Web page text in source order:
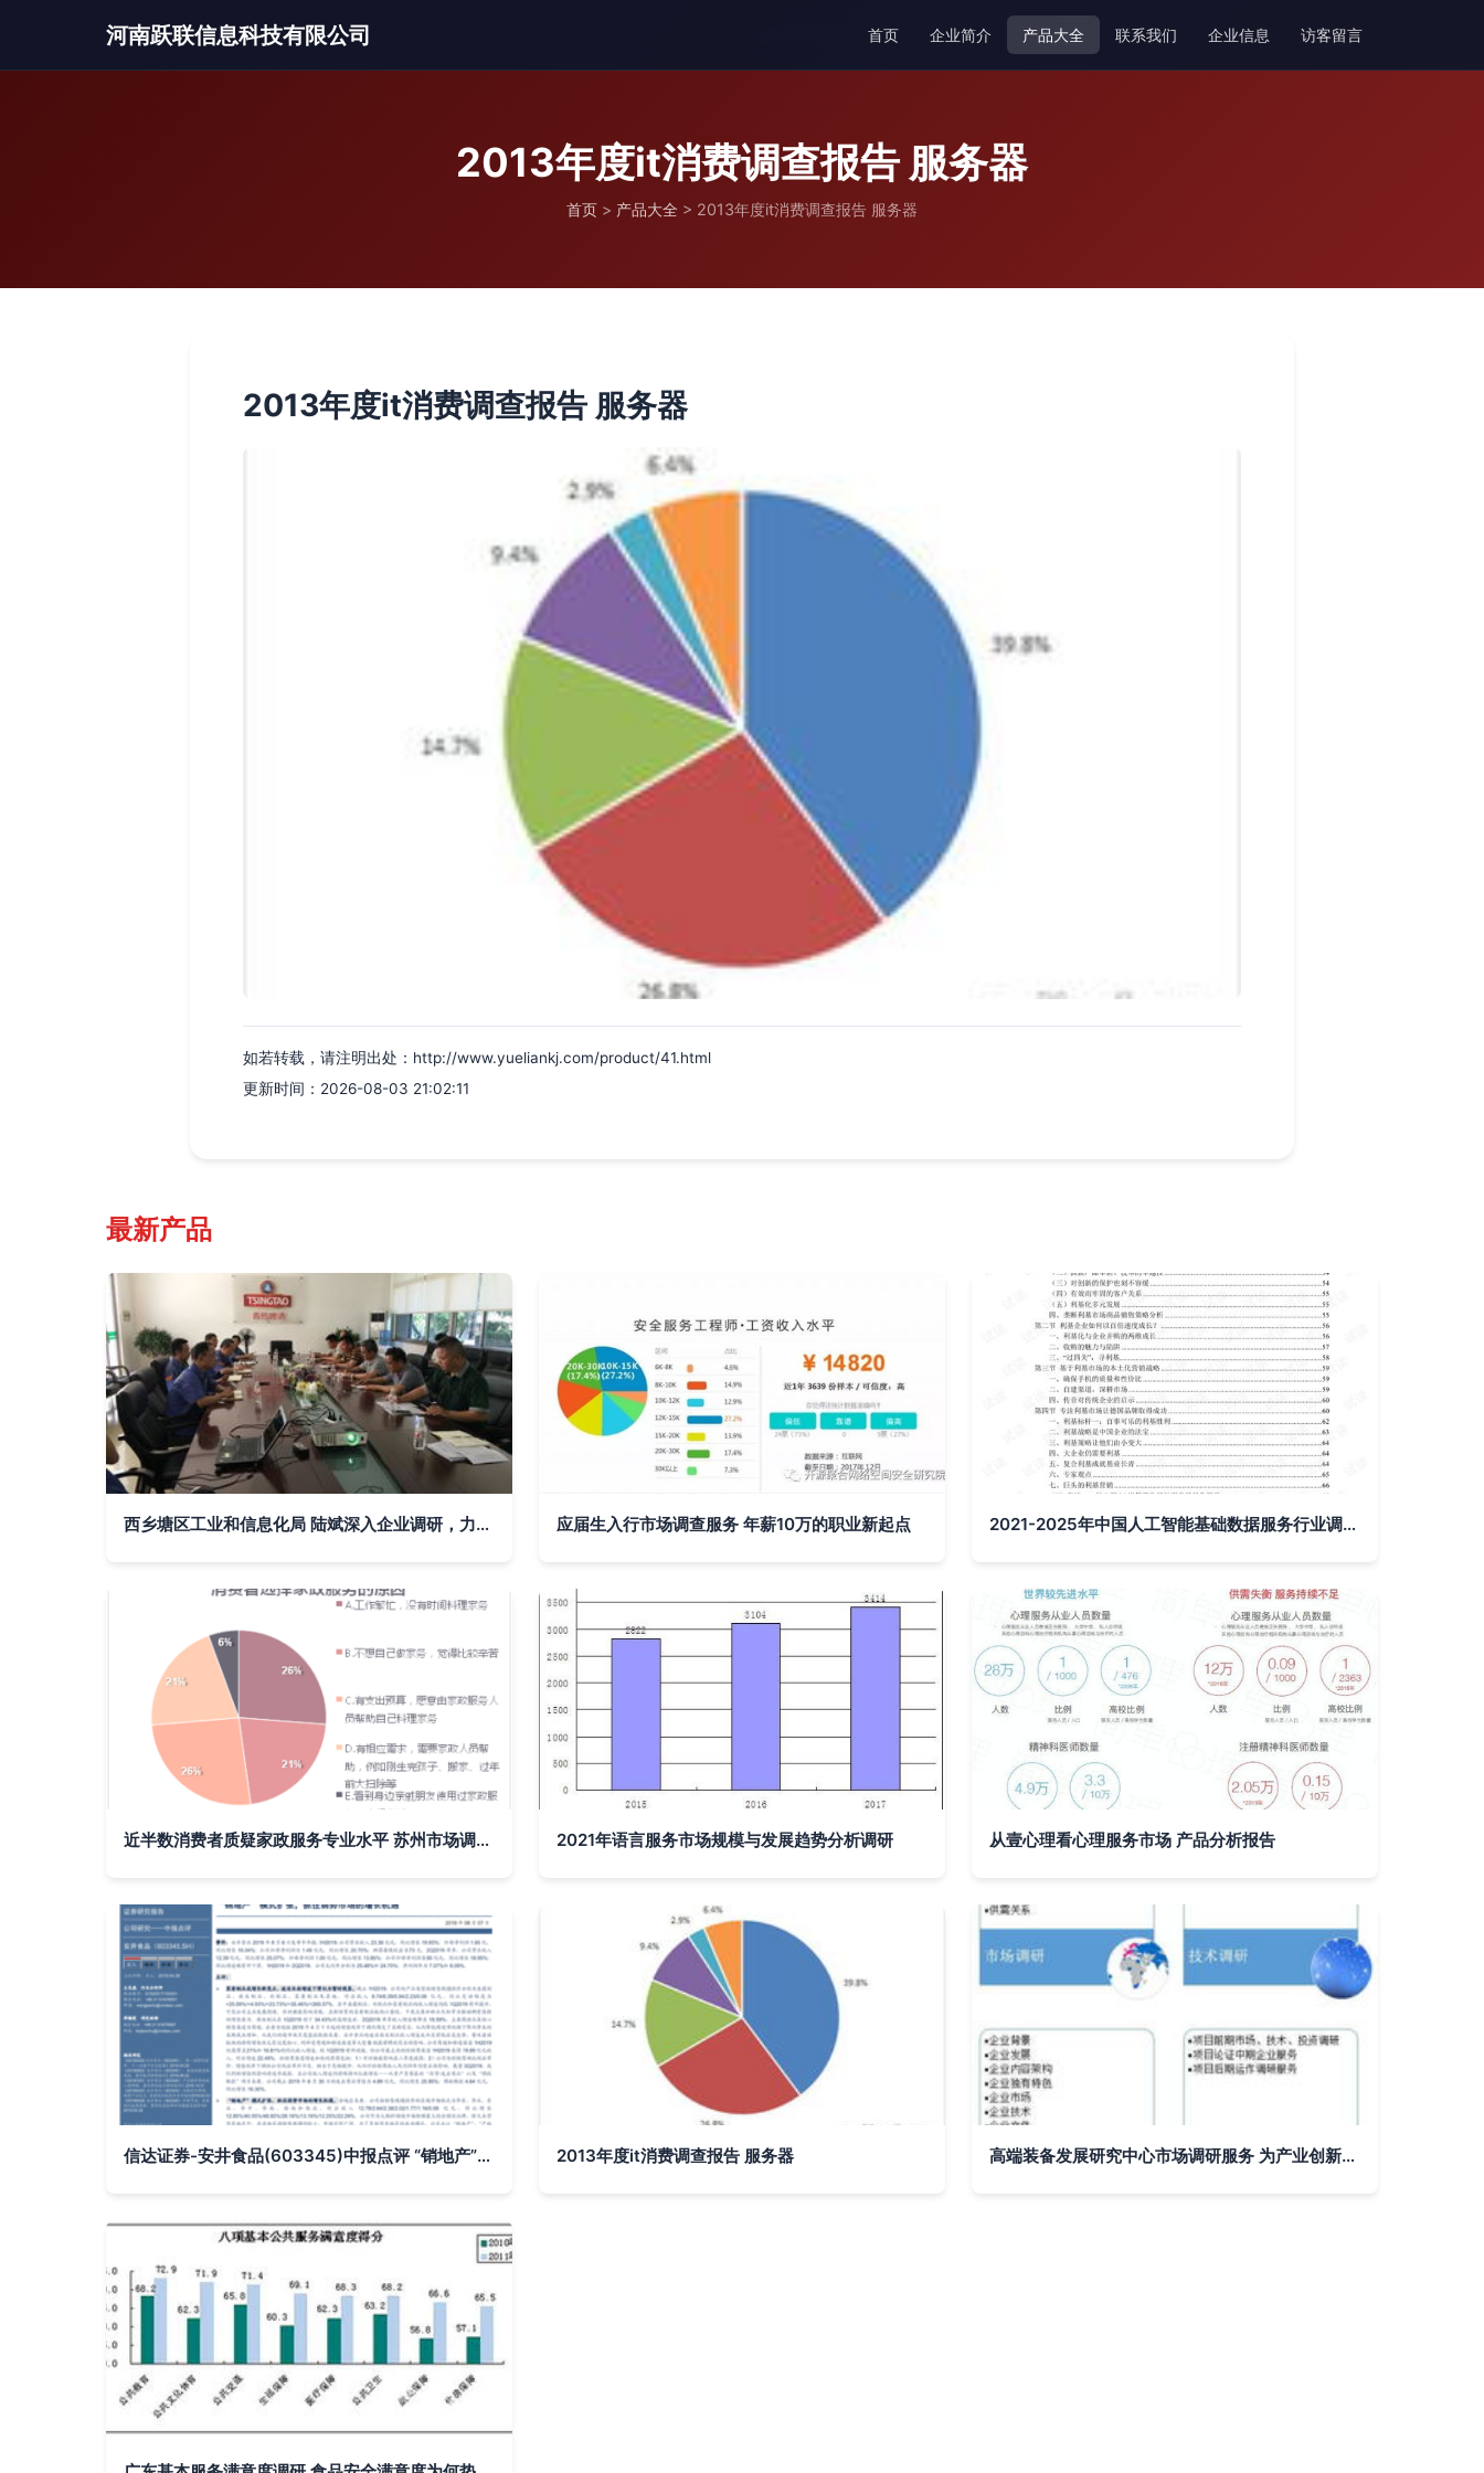
河南跃联信息科技有限公司 首页 企业简介 产品大全 联系我们 企业信息 访客留言
2013年度it消费调查报告 服务器
首页 > 产品大全 > 2013年度it消费调查报告 服务器
2013年度it消费调查报告 服务器
如若转载，请注明出处：http://www.yueliankj.com/product/41.html
更新时间：2026-08-03 21:02:11
最新产品
西乡塘区工业和信息化局 陆斌深入企业调研，力促企业转型升级与市场调研服务 应届生入行市场调查服务 年薪10万的职业新起点 2021-2025年中国人工智能基础数据服务行业调研及利基市场战略咨询报告
近半数消费者质疑家政服务专业水平 苏州市场调查报告揭示行业痛点 2021年语言服务市场规模与发展趋势分析调研 从壹心理看心理服务市场 产品分析报告
信达证券-安井食品(603345)中报点评 “销地产”模式扩张，抓住弱势市场的增长机遇 2013年度it消费调查报告 服务器 高端装备发展研究中心市场调研服务 为产业创新注入数据驱动力